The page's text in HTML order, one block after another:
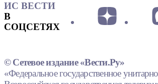
ИС ВЕСТИ
В
СОЦСЕТЯХ
© Сетевое издание «Вести.Ру»
«Федеральное государственное